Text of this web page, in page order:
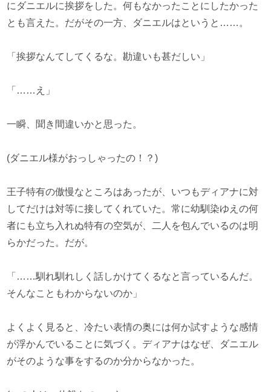
にダニエルに挨拶をした。何もなかったことにしたかった
とも言えた。だがその一方、ダニエルはというと……。
「挨拶なんてしてくるな。勘違いも甚だしい」
「……え」
一瞬、聞き間違いかと思った。
(ダニエル様がおっしゃったの！？)
王子特有の傲慢なところはあったが、いつもディアナに対
してだけは対等に接してくれていた。常に幼馴染ゆえの何
者にも立ち入れぬ特有の空気が、二人を包んでいるのは明
らかだった。だが。
「……馴れ馴れしく話しかけてくるなと言っているんだ。
そんなこともわからないのか」
よくよく見ると、冷たい表情の奥には何か試すような感情
が浮かんでいることに気づく。ディアナはなぜ、ダニエル
がそのような事をするのか分からなかった。